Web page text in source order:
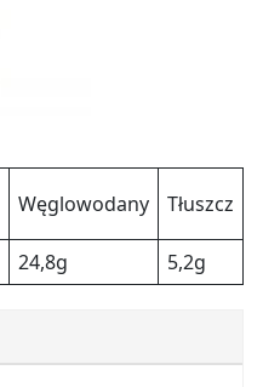
Węglowodany Tłuszcz
24,8g 5,2g